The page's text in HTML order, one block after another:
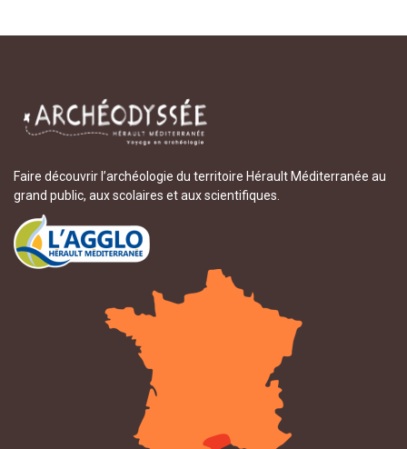
Faire découvrir l’archéologie du territoire Hérault Méditerranée au
grand public, aux scolaires et aux scientifiques.